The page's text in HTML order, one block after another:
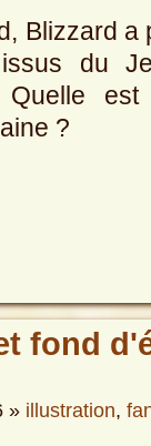
Blizzard a
du
Quelle est
?
fond
» illustration,